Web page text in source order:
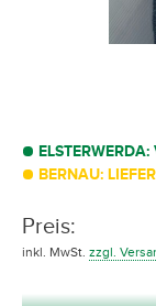
BERNAU:
Preis:
inkl. MwSt. zzgl.